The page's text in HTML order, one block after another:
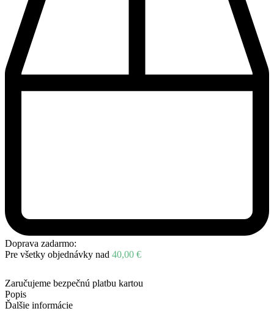
Doprava zadarmo:
Pre všetky objednávky nad 40,00 €
Zaručujeme bezpečnú platbu kartou
Popis
Ďalšie informácie